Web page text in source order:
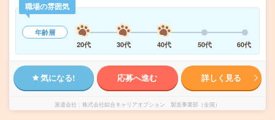
職場の雰囲気
年齢層
20代
30代 40代 50代 60代
気になる! 応募へ進む 詳しく見る
派遣会社 株式会社綜合キャリアオプション 製造事業部（全国）